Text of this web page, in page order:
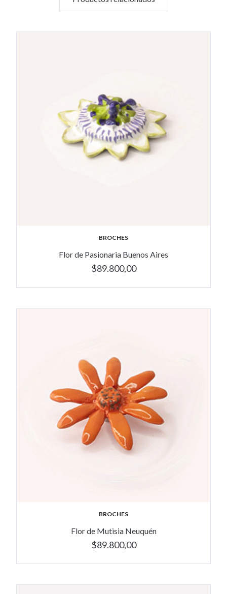
BROCHES
Flor de Pasionaria Buenos Aires
$89.800,00
BROCHES
Flor de Mutisia Neuquén
$89.800,00